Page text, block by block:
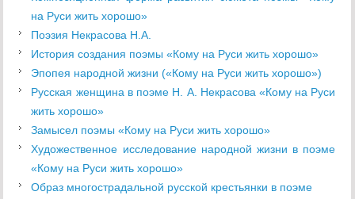
на Руси жить хорошо»
Поэзия Некрасова Н.А.
История создания поэмы «Кому на Руси жить хорошо»
Эпопея народной жизни («Кому на Руси жить хорошо»)
Русская женщина в поэме Н. А. Некрасова «Кому на Руси
жить хорошо»
Замысел поэмы «Кому на Руси жить хорошо»
Художественное исследование народной жизни в поэме
«Кому на Руси жить хорошо»
Образ многострадальной русской крестьянки в поэме